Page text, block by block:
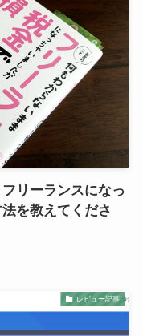
リーランスになっ
を教えてくださ
レビュー記事